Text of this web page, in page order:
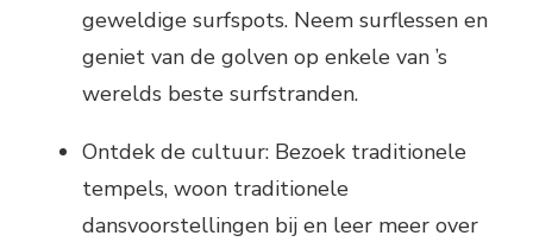
geweldige surfspots. Neem surflessen en
geniet van de golven op enkele van ’s
werelds beste surfstranden.
Ontdek de cultuur: Bezoek traditionele
tempels, woon traditionele
dansvoorstellingen bij en leer meer over